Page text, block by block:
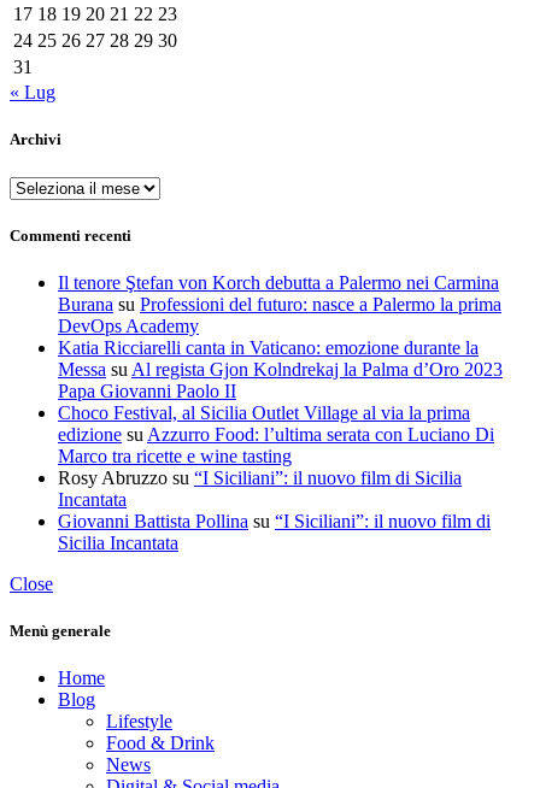
17 18 19 20 21 22 23
24 25 26 27 28 29 30
31
« Lug
Archivi
Archivi
Commenti recenti
Il tenore Ştefan von Korch debutta a Palermo nei Carmina
Burana su Professioni del futuro: nasce a Palermo la prima
DevOps Academy
Katia Ricciarelli canta in Vaticano: emozione durante la
Messa su Al regista Gjon Kolndrekaj la Palma d’Oro 2023
Papa Giovanni Paolo II
Choco Festival, al Sicilia Outlet Village al via la prima
edizione su Azzurro Food: l’ultima serata con Luciano Di
Marco tra ricette e wine tasting
Rosy Abruzzo su “I Siciliani”: il nuovo film di Sicilia
Incantata
Giovanni Battista Pollina su “I Siciliani”: il nuovo film di
Sicilia Incantata
Close
Menù generale
Home
Blog
Lifestyle
Food & Drink
News